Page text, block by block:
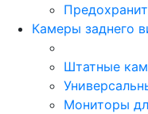
Камеры заднего
Штатные
Мониторы